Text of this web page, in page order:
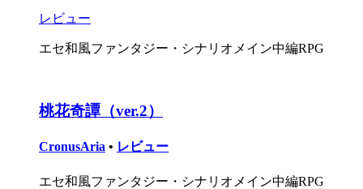
レビュー
エセ和風ファンタジー・シナリオメイン中編RPG
桃花奇譚（ver.2）
CronusAria • レビュー
エセ和風ファンタジー・シナリオメイン中編RPG